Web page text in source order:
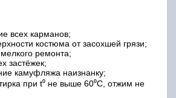
всех карманов;
костюма от засохшей грязи;
ремонта;
застёжек;
камуфляжа наизнанку;
при t⁰ не выше 60⁰С, отжим не